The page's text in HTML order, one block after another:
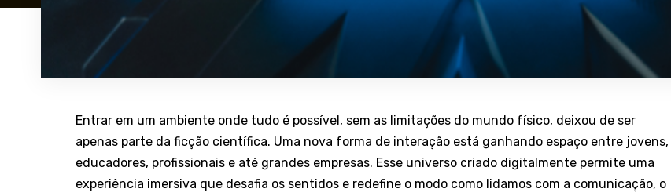
Entrar em um ambiente onde tudo é possível, sem as limitações do mundo físico, deixou de ser
apenas parte da ficção científica. Uma nova forma de interação está ganhando espaço entre jovens,
educadores, profissionais e até grandes empresas. Esse universo criado digitalmente permite uma
experiência imersiva que desafia os sentidos e redefine o modo como lidamos com a comunicação, o